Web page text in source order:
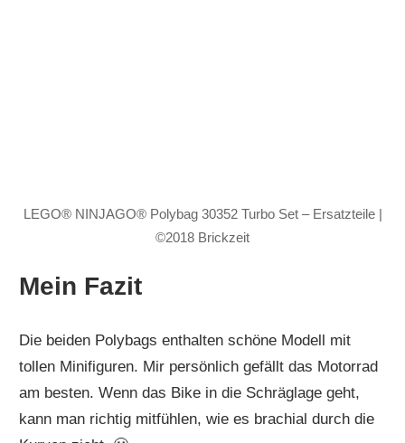
LEGO® NINJAGO® Polybag 30352 Turbo Set – Ersatzteile |
©2018 Brickzeit
Mein Fazit
Die beiden Polybags enthalten schöne Modell mit
tollen Minifiguren. Mir persönlich gefällt das Motorrad
am besten. Wenn das Bike in die Schräglage geht,
kann man richtig mitfühlen, wie es brachial durch die